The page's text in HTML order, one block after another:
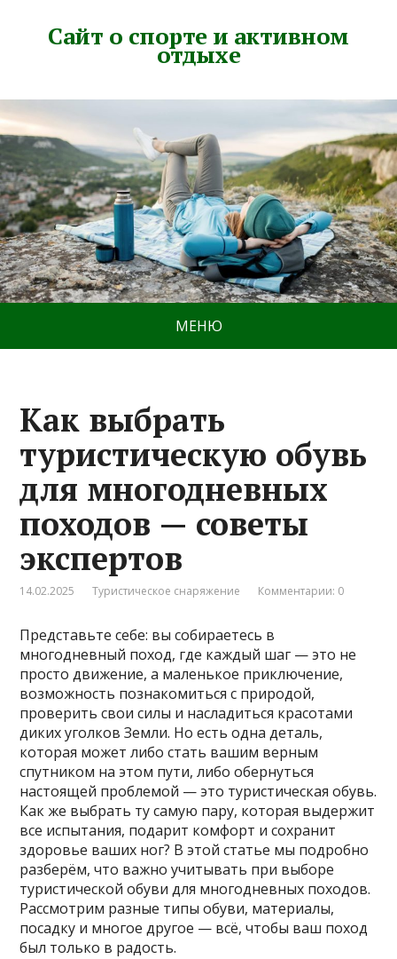
Сайт о спорте и активном
отдыхе
МЕНЮ
Как выбрать
туристическую обувь
для многодневных
походов — советы
экспертов
14.02.2025 Туристическое снаряжение Комментарии: 0
Представьте себе: вы собираетесь в
многодневный поход, где каждый шаг — это не
просто движение, а маленькое приключение,
возможность познакомиться с природой,
проверить свои силы и насладиться красотами
диких уголков Земли. Но есть одна деталь,
которая может либо стать вашим верным
спутником на этом пути, либо обернуться
настоящей проблемой — это туристическая обувь.
Как же выбрать ту самую пару, которая выдержит
все испытания, подарит комфорт и сохранит
здоровье ваших ног? В этой статье мы подробно
разберём, что важно учитывать при выборе
туристической обуви для многодневных походов.
Рассмотрим разные типы обуви, материалы,
посадку и многое другое — всё, чтобы ваш поход
был только в радость.